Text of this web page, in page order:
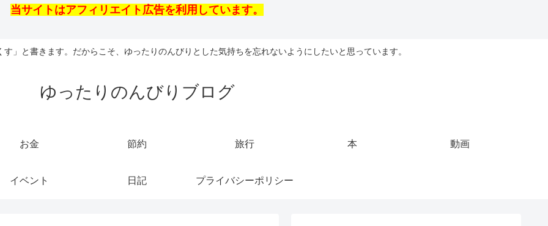
当サイトはアフィリエイト広告を利用しています。
」と書きます。だからこそ、ゆったりのんびりとした気持ちを忘れないようにしたいと思っています。
ゆったりのんびりブログ
お金 節約 旅行 本 動画
イベント 日記 プライバシーポリシー